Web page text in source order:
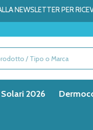
NEWSLETTER PER
Solari 2026